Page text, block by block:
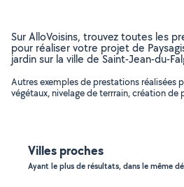
Sur AlloVoisins, trouvez toutes les
pour réaliser votre projet de
jardin sur la ville de Saint-Jean-du-
Autres exemples de prestations réalisées
végétaux, nivelage de terrrain, création de
Villes proches
Ayant le plus de résultats, dans le même